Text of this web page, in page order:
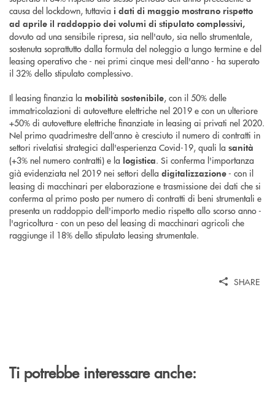
causa del lockdown, tuttavia i dati di maggio mostrano rispetto
ad aprile il raddoppio dei volumi di stipulato complessivi,
dovuto ad una sensibile ripresa, sia nell'auto, sia nello strumentale,
sostenuta soprattutto dalla formula del noleggio a lungo termine e del
leasing operativo che - nei primi cinque mesi dell'anno - ha superato
il 32% dello stipulato complessivo.
Il leasing finanzia la mobilità sostenibile, con il 50% delle
immatricolazioni di autovetture elettriche nel 2019 e con un ulteriore
+50% di autovetture elettriche finanziate in leasing ai privati nel 2020.
Nel primo quadrimestre dell’anno è cresciuto il numero di contratti in
settori rivelatisi strategici dall'esperienza Covid-19, quali la sanità
(+3% nel numero contratti) e la logistica. Si conferma l'importanza
già evidenziata nel 2019 nei settori della digitalizzazione- con il
leasing di macchinari per elaborazione e trasmissione dei dati che si
conferma al primo posto per numero di contratti di beni strumentali e
presenta un raddoppio dell'importo medio rispetto allo scorso anno -
l'agricoltura - con un peso del leasing di macchinari agricoli che
raggiunge il 18% dello stipulato leasing strumentale.
SHARE
Ti potrebbe interessare anche: